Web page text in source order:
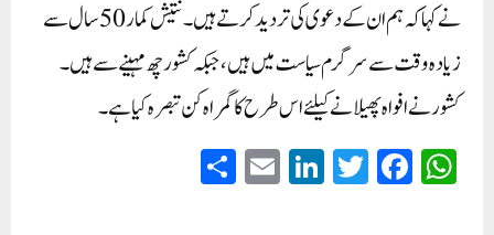
نے کہا کہ ہم ان کے دعوی کی تردید کرتے ہیں ۔ نتیش کمار 50 سال سے
زیادہ وقت سے سرگرم سیاست میں ہیں، جبکہ کشور چھ مہینے سے ہیں ۔
کشور نے افواہ پھیلانے کیلئے اس طرح کا گمراہ کن تبصرہ کیا ہے ۔
W
ha
Fa
ce
T
wi
Li
nk
E
m